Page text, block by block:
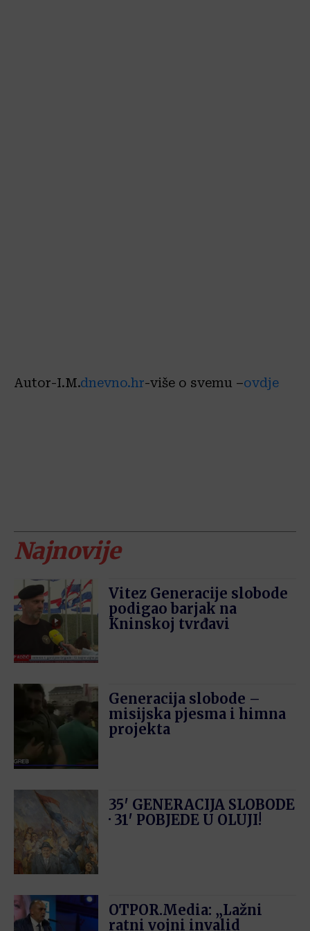
Autor-I.M.dnevno.hr-više o svemu –ovdje
Najnovije
Vitez Generacije slobode
podigao barjak na
Kninskoj tvrđavi
Generacija slobode –
misijska pjesma i himna
projekta
35′ GENERACIJA SLOBODE
· 31′ POBJEDE U OLUJI!
OTPOR.Media: „Lažni
ratni vojni invalid